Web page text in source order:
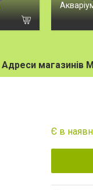
Адреси магазинів
Є в